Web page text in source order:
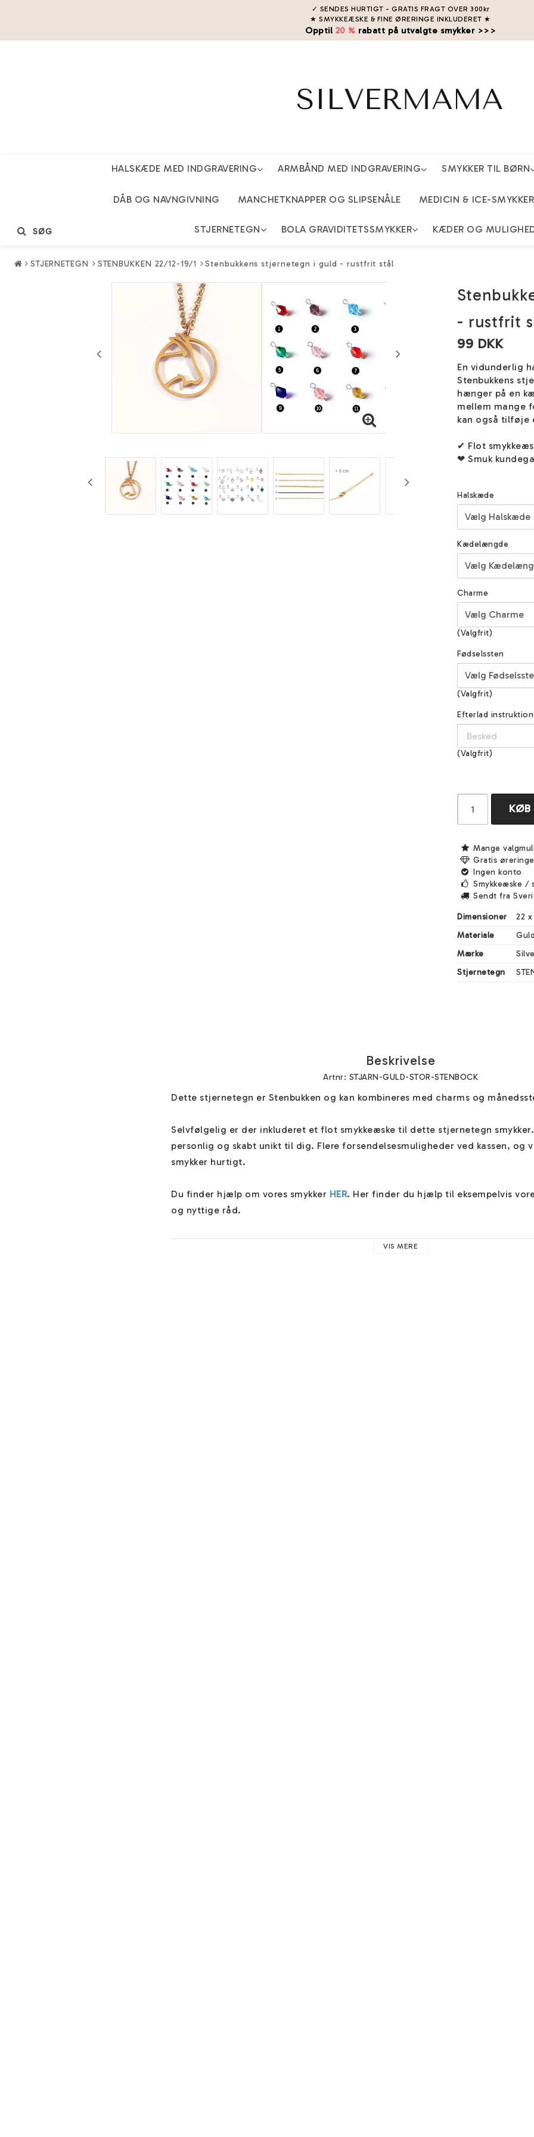
✓ SENDES HURTIGT - GRATIS FRAGT OVER 300kr
★ SMYKKEÆSKE & FINE ØRERINGE INKLUDERET ★
Opptil 20 % rabatt på utvalgte smykker >>>
HALSKÆDE MED INDGRAVERING ARMBÅND MED INDGRAVERING SMYKKER TIL BØRN
DÅB OG NAVNGIVNING MANCHETKNAPPER OG SLIPSENÅLE MEDICIN & ICE-SMYKKER
STJERNETEGN BOLA GRAVIDITETSSMYKKER KÆDER OG
SØG
STJERNETEGN STENBUKKEN 22/12-19/1 Stenbukkens stjernetegn i guld - rustfrit stål
- rustfrit
99 DKK
En vidunderlig
Stenbukkens
hænger på en
mellem mange
kan også tilføje
✔ Flot
❤ Smuk
Halskæde
Kædelængde
Charme
(Valgfrit)
Fødselssten
(Valgfrit)
Efterlad
(Valgfrit)
KØB
Mange
Gratis øreringe
Ingen konto
Smykkeæske /
Sendt fra
Dimensioner
22 x
Materiale
Mærke
Stjernetegn
Beskrivelse
Artnr: STJARN-GULD-STOR-STENBOCK
Dette stjernetegn er Stenbukken og kan kombineres med charms og
Selvfølgelig er der inkluderet et flot smykkeæske til dette stjernetegn
personlig og skabt unikt til dig. Flere forsendelsesmuligheder ved kassen, og
smykker hurtigt.
Du finder hjælp om vores smykker HER. Her finder du hjælp til eksempelvis
og nyttige råd.
Du kan tilføje et par fine gratis øreringe ved kassen! Du finder også flere
VIS MERE